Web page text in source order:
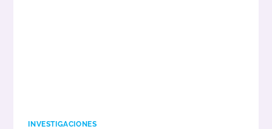
INVESTIGACIONES